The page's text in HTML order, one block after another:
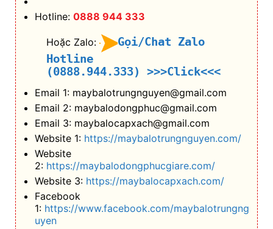
Hotline: 0888 944 333
Hoặc Zalo:
Gọi/Chat Zalo
Hotline
(0888.944.333)
>>>Click<<<
Email 1: maybalotrungnguyen@gmail.com
Email 2: maybalodongphuc@gmail.com
Email 3: maybalocapxach@gmail.com
Website 1: https://maybalotrungnguyen.com/
Website
2: https://maybalodongphucgiare.com/
Website 3: https://maybalocapxach.com/
Facebook
1: https://www.facebook.com/maybalotrungng
uyen